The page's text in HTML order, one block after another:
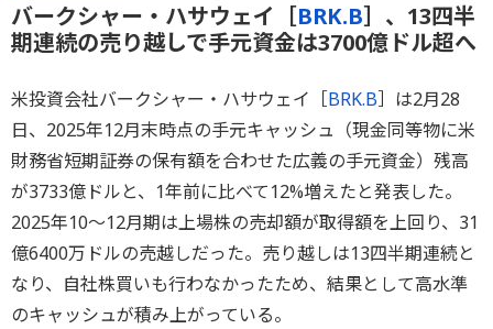
バークシャー・ハサウェイ［BRK.B］、13四半
期連続の売り越しで手元資金は3700億ドル超へ
米投資会社バークシャー・ハサウェイ［BRK.B］は2月28
日、2025年12月末時点の手元キャッシュ（現金同等物に米
財務省短期証券の保有額を合わせた広義の手元資金）残高
が3733億ドルと、1年前に比べて12%増えたと発表した。
2025年10～12月期は上場株の売却額が取得額を上回り、31
億6400万ドルの売越しだった。売り越しは13四半期連続と
なり、自社株買いも行わなかったため、結果として高水準
のキャッシュが積み上がっている。